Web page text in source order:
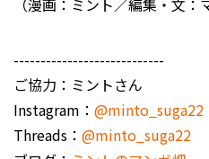
（漫画：ミント／編集・文：
----------------------------
ご協力：ミントさん
Instagram： @minto_suga22
Threads： @minto_suga22